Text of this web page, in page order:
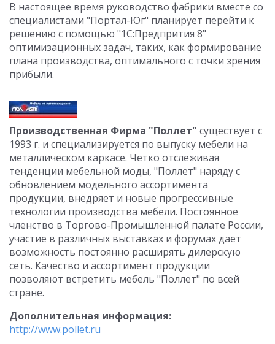
В настоящее время руководство фабрики вместе со
специалистами "Портал-Юг" планирует перейти к
решению с помощью "1С:Предпрития 8"
оптимизационных задач, таких, как формирование
плана производства, оптимального с точки зрения
прибыли.
Производственная Фирма "Поллет" существует с
1993 г. и специализируется по выпуску мебели на
металлическом каркасе. Четко отслеживая
тенденции мебельной моды, "Поллет" наряду с
обновлением модельного ассортимента
продукции, внедряет и новые прогрессивные
технологии производства мебели. Постоянное
членство в Торгово-Промышленной палате России,
участие в различных выставках и форумах дает
возможность постоянно расширять дилерскую
сеть. Качество и ассортимент продукции
позволяют встретить мебель "Поллет" по всей
стране.
Дополнительная информация:
http://www.pollet.ru